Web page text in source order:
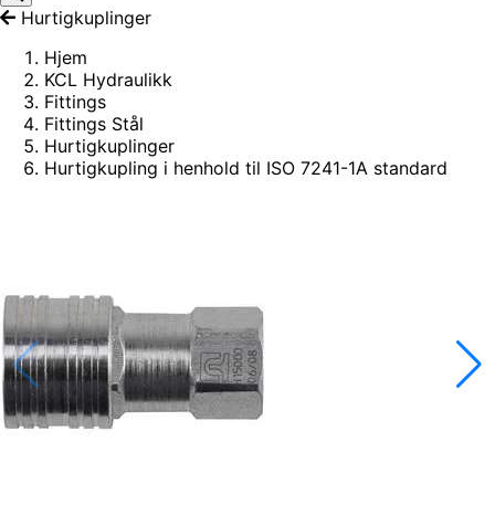
Hurtigkuplinger
Hjem
KCL Hydraulikk
Fittings
Fittings Stål
Hurtigkuplinger
Hurtigkupling i henhold til ISO 7241-1A standard